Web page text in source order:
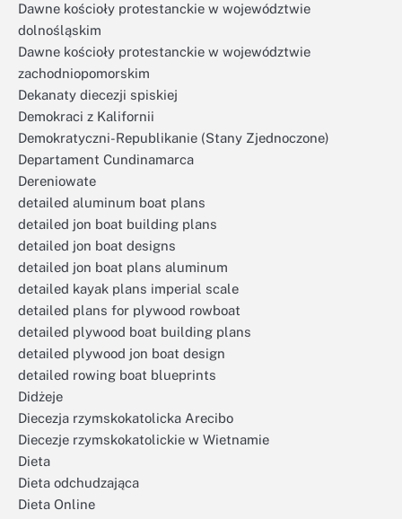
Dawne kościoły protestanckie w województwie
dolnośląskim
Dawne kościoły protestanckie w województwie
zachodniopomorskim
Dekanaty diecezji spiskiej
Demokraci z Kalifornii
Demokratyczni-Republikanie (Stany Zjednoczone)
Departament Cundinamarca
Dereniowate
detailed aluminum boat plans
detailed jon boat building plans
detailed jon boat designs
detailed jon boat plans aluminum
detailed kayak plans imperial scale
detailed plans for plywood rowboat
detailed plywood boat building plans
detailed plywood jon boat design
detailed rowing boat blueprints
Didżeje
Diecezja rzymskokatolicka Arecibo
Diecezje rzymskokatolickie w Wietnamie
Dieta
Dieta odchudzająca
Dieta Online